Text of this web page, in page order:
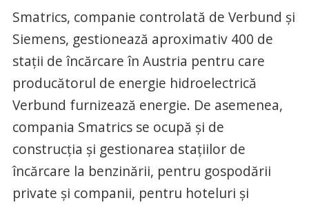
Smatrics, companie controlată de Verbund şi
Siemens, gestionează aproximativ 400 de
staţii de încărcare în Austria pentru care
producătorul de energie hidroelectrică
Verbund furnizează energie. De asemenea,
compania Smatrics se ocupă şi de
construcţia şi gestionarea staţiilor de
încărcare la benzinării, pentru gospodării
private şi companii, pentru hoteluri şi